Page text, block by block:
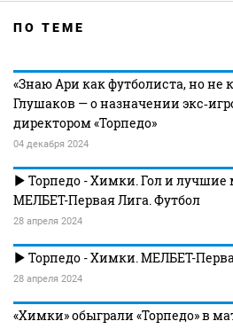
ПО ТЕМЕ
«Знаю Ари как футболиста, но не
Глушаков — о назначении
директором «Торпедо»
04 декабря 2024
Торпедо - Химки. Гол и
МЕЛБЕТ-Первая Лига. Футбол
28 апреля 2024
Торпедо - Химки. МЕЛБЕТ-
28 апреля 2024
«Химки» обыграли «Торпедо» в